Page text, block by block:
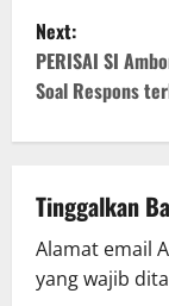
Next:
PERISAI SI
Soal Respons
Tinggalkan
Alamat email
yang wajib